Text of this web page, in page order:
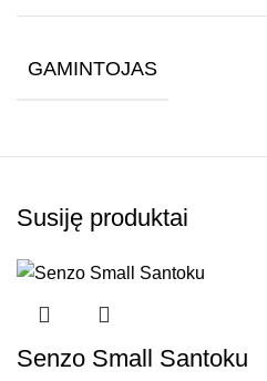
GAMINTOJAS
Susiję produktai
Senzo Small Santoku